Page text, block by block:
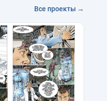
Все проекты →